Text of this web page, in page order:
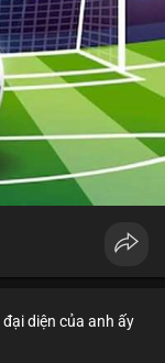
diện của anh ấy